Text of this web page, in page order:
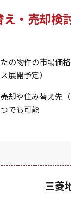
え・売却検
の物件の市場価
展開予定）
却や住み替え先
でも可能
三菱